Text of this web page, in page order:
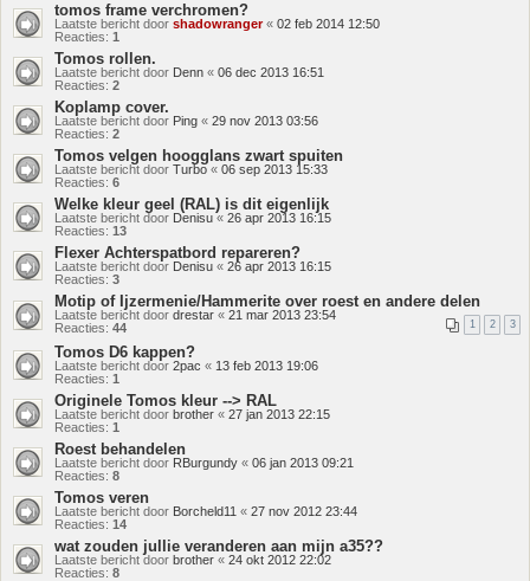
tomos frame verchromen?
Laatste bericht door shadowranger« 02 feb 2014 12:50
Reacties: 1
Tomos rollen.
Laatste bericht door Denn « 06 dec 2013 16:51
Reacties: 2
Koplamp cover.
Laatste bericht door Ping « 29 nov 2013 03:56
Reacties: 2
Tomos velgen hoogglans zwart spuiten
Laatste bericht door Turbo « 06 sep 2013 15:33
Reacties: 6
Welke kleur geel (RAL) is dit eigenlijk
Laatste bericht door Denisu« 26 apr 2013 16:15
Reacties: 13
Flexer Achterspatbord repareren?
Laatste bericht door Denisu « 26 apr 2013 16:15
Reacties: 3
Motip of Ijzermenie/Hammerite over roest en andere delen
Laatste bericht door drestar « 21 mar 2013 23:54
Reacties: 44 1 2 3
Tomos D6 kappen?
Laatste bericht door 2pac « 13 feb 2013 19:06
Reacties: 1
Originele Tomos kleur --> RAL
Laatste bericht door brother « 27 jan 2013 22:15
Reacties: 1
Roest behandelen
Laatste bericht door RBurgundy « 06 jan 2013 09:21
Reacties: 8
Tomos veren
Laatste bericht door Borcheld11 « 27 nov 2012 23:44
Reacties: 14
wat zouden jullie veranderen aan mijn a35??
Laatste bericht door brother « 24 okt 2012 22:02
Reacties: 8